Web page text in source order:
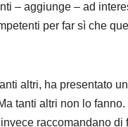
– aggiunge – ad
per far sì che
altri, ha presentato
tanti altri non lo fanno.
raccomandano di